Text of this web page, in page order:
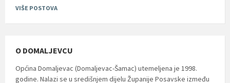
VIŠE POSTOVA
O DOMALJEVCU
Općina Domaljevac (Domaljevac-Šamac) utemeljena je 1998.
godine. Nalazi se u središnjem dijelu Županije Posavske između